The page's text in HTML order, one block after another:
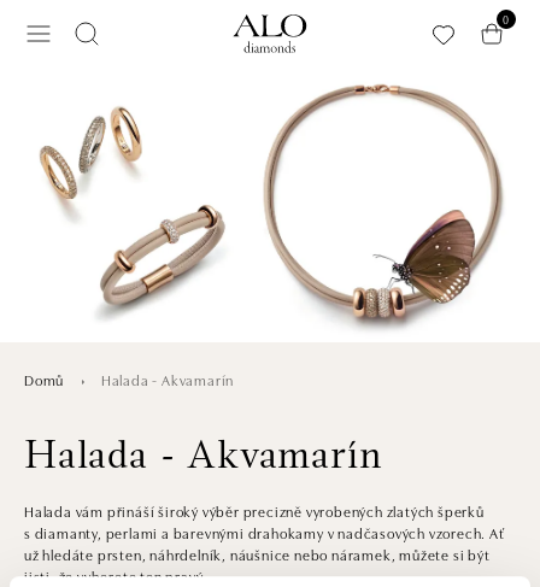
0
Domů Halada - Akvamarín
Halada - Akvamarín
Halada vám přináší široký výběr precizně vyrobených zlatých šperků
s diamanty, perlami a barevnými drahokamy v nadčasových vzorech. Ať
už hledáte prsten, náhrdelník, náušnice nebo náramek, můžete si být
jisti, že vyberete ten pravý.